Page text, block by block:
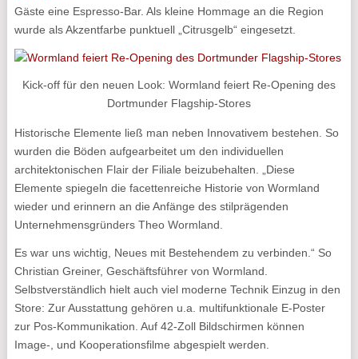
Gäste eine Espresso-Bar. Als kleine Hommage an die Region
wurde als Akzentfarbe punktuell „Citrusgelb“ eingesetzt.
Kick-off für den neuen Look: Wormland feiert Re-Opening des
Dortmunder Flagship-Stores
Historische Elemente ließ man neben Innovativem bestehen. So
wurden die Böden aufgearbeitet um den individuellen
architektonischen Flair der Filiale beizubehalten. „Diese
Elemente spiegeln die facettenreiche Historie von Wormland
wieder und erinnern an die Anfänge des stilprägenden
Unternehmensgründers Theo Wormland.
Es war uns wichtig, Neues mit Bestehendem zu verbinden.“ So
Christian Greiner, Geschäftsführer von Wormland.
Selbstverständlich hielt auch viel moderne Technik Einzug in den
Store: Zur Ausstattung gehören u.a. multifunktionale E-Poster
zur Pos-Kommunikation. Auf 42-Zoll Bildschirmen können
Image-, und Kooperationsfilme abgespielt werden.